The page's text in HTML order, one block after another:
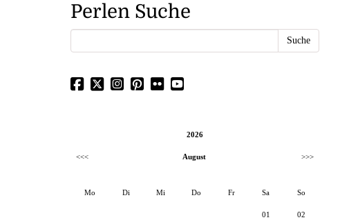
Perlen Suche
2026
<<< August >>>
Mo Di Mi Do Fr Sa So
01 02